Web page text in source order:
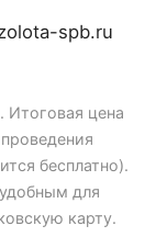
spb.ru
Итоговая цена
бесплатно).
для
карту.